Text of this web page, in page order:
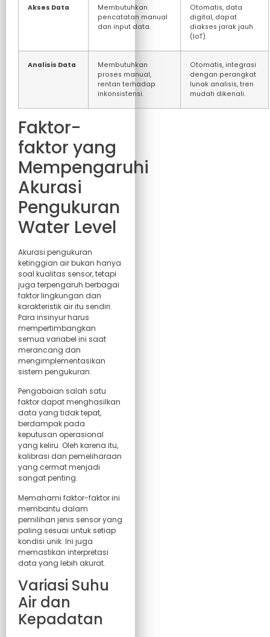
Akses Data
Membutuhkan
pencatatan manual
dan input data.
Otomatis, data
digital, dapat
diakses jarak jauh
(IoT).
Analisis Data
Membutuhkan
proses manual,
rentan terhadap
inkonsistensi.
Otomatis, integrasi
dengan perangkat
lunak analisis, tren
mudah dikenali.
Faktor-
faktor yang
Mempengaruhi
Akurasi
Pengukuran
Water Level
Akurasi pengukuran
ketinggian air bukan hanya
soal kualitas sensor, tetapi
juga terpengaruh berbagai
faktor lingkungan dan
karakteristik air itu sendiri.
Para insinyur harus
mempertimbangkan
semua variabel ini saat
merancang dan
mengimplementasikan
sistem pengukuran.
Pengabaian salah satu
faktor dapat menghasilkan
data yang tidak tepat,
berdampak pada
keputusan operasional
yang keliru. Oleh karena itu,
kalibrasi dan pemeliharaan
yang cermat menjadi
sangat penting.
Memahami faktor-faktor ini
membantu dalam
pemilihan jenis sensor yang
paling sesuai untuk setiap
kondisi unik. Ini juga
memastikan interpretasi
data yang lebih akurat.
Variasi Suhu
Air dan
Kepadatan